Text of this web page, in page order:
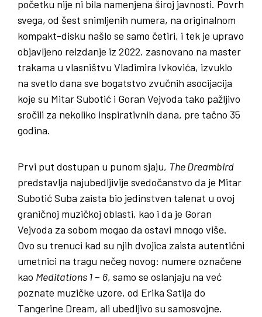
početku nije ni bila namenjena široj javnosti. Povrh
svega, od šest snimljenih numera, na originalnom
kompakt-disku našlo se samo četiri, i tek je upravo
objavljeno reizdanje iz 2022. zasnovano na master
trakama u vlasništvu Vladimira Ivkovića, izvuklo
na svetlo dana sve bogatstvo zvučnih asocijacija
koje su Mitar Subotić i Goran Vejvoda tako pažljivo
sročili za nekoliko inspirativnih dana, pre tačno 35
godina.
Prvi put dostupan u punom sjaju, The Dreambird
predstavlja najubedljivije svedočanstvo da je Mitar
Subotić Suba zaista bio jedinstven talenat u ovoj
graničnoj muzičkoj oblasti, kao i da je Goran
Vejvoda za sobom mogao da ostavi mnogo više.
Ovo su trenuci kad su njih dvojica zaista autentični
umetnici na tragu nečeg novog: numere označene
kao Meditations 1 – 6, samo se oslanjaju na već
poznate muzičke uzore, od Erika Satija do
Tangerine Dream, ali ubedljivo su samosvojne.